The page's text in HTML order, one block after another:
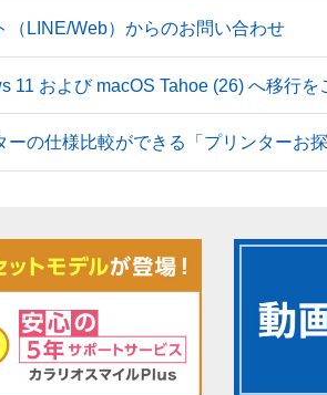
（LINE/Web）からのお問い合わせ
11 および macOS Tahoe (26) へ移行
ーの仕様比較ができる「プリンターお